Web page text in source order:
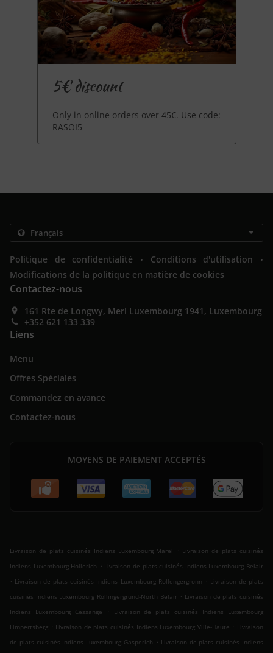
5€ discount
Only in online orders over 45€. Use code:
RASOI5
Politique de confidentialité . Conditions d'utilisation .
Modifications de la politique en matière de cookies
Contactez-nous
161 Rte de Longwy, Merl Luxembourg 1941, Luxembourg
+352 621 133 339
Liens
Menu
Offres Spéciales
Commandez en avance
Contactez-nous
MOYENS DE PAIEMENT ACCEPTÉS
Livraison de plats cuisinés Indiens Luxembourg Märel . Livraison de plats cuisinés
Indiens Luxembourg Hollerich . Livraison de plats cuisinés Indiens Luxembourg Belair
. Livraison de plats cuisinés Indiens Luxembourg Rollengergronn . Livraison de plats
cuisinés Indiens Luxembourg Rollingergrund-North Belair . Livraison de plats cuisinés
Indiens Luxembourg Cessange
.
Livraison de plats cuisinés Indiens Luxembourg
Limpertsberg . Livraison de plats cuisinés Indiens Luxembourg Ville-Haute . Livraison
de plats cuisinés Indiens Luxembourg Gasperich . Livraison de plats cuisinés Indiens